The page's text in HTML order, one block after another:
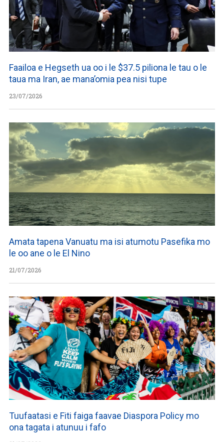
Faailoa e Hegseth ua oo i le $37.5 piliona le tau o le
taua ma Iran, ae mana’omia pea nisi tupe
23/07/2026
Amata tapena Vanuatu ma isi atumotu Pasefika mo
le oo ane o le El Nino
21/07/2026
Tuufaatasi e Fiti faiga faavae Diaspora Policy mo
ona tagata i atunuu i fafo